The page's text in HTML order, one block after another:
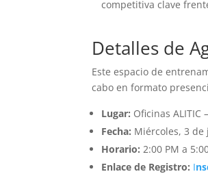
competitiva clave
Detalles de
Este espacio de
cabo en formato
Lugar: Oficinas ALITIC
Fecha: Miércoles, 3 de
Horario: 2:00 PM a
Enlace de Registro: I